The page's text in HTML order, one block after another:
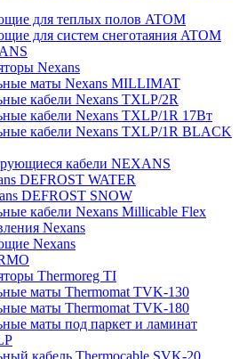
для теплых полов ATOM
для систем снеготаяния ATOM
Nexans
маты Nexans MILLIMAT
кабели Nexans TXLP/2R
кабели Nexans TXLP/1R 17Вт
кабели Nexans TXLP/1R BLACK
кабели NEXANS
DEFROST WATER
DEFROST SNOW
кабели Nexans Millicable Flex
Nexans
Nexans
Thermoreg TI
маты Thermomat TVK-130
маты Thermomat TVK-180
маты под паркет и ламинат
кабель Thermocable SVK-20